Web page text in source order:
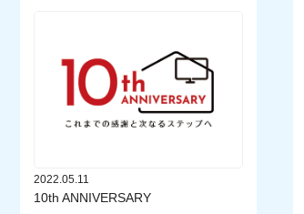
2022.05.11
10th ANNIVERSARY